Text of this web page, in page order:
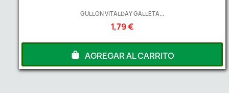
GULLON VITALDAY GALLETA...
1,79 €
AGREGAR AL CARRITO